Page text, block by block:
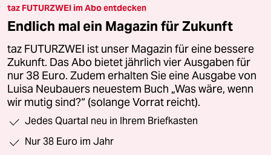
taz FUTURZWEI im Abo entdecken
Endlich mal ein Magazin für Zukunft
taz FUTURZWEI ist unser Magazin für eine bessere
Zukunft. Das Abo bietet jährlich vier Ausgaben für
nur 38 Euro. Zudem erhalten Sie eine Ausgabe von
Luisa Neubauers neuestem Buch „Was wäre, wenn
wir mutig sind?“ (solange Vorrat reicht).
Jedes Quartal neu in Ihrem Briefkasten
Nur 38 Euro im Jahr